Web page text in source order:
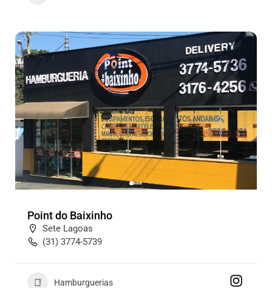
Point do Baixinho
Sete Lagoas
(31) 3774-5739
Hamburguerias